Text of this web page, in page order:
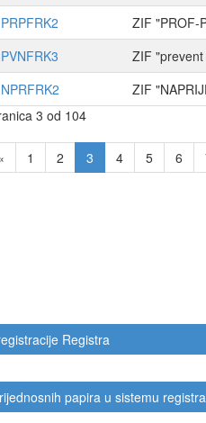
PRPFRK2
ZIF "PROF-
PVNFRK3
ZIF
NPRFRK2
ZIF
3 od 104
1 2 3 4 5 6
Registra
papira u sistemu